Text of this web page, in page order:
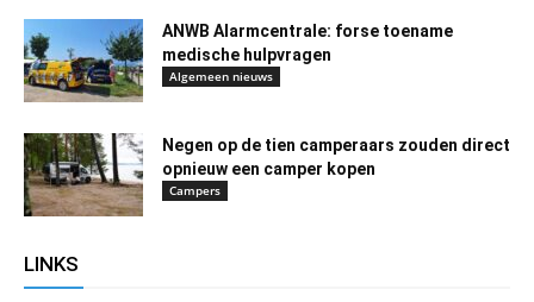
ANWB Alarmcentrale: forse toename
medische hulpvragen
Algemeen nieuws
Negen op de tien camperaars zouden direct
opnieuw een camper kopen
Campers
LINKS